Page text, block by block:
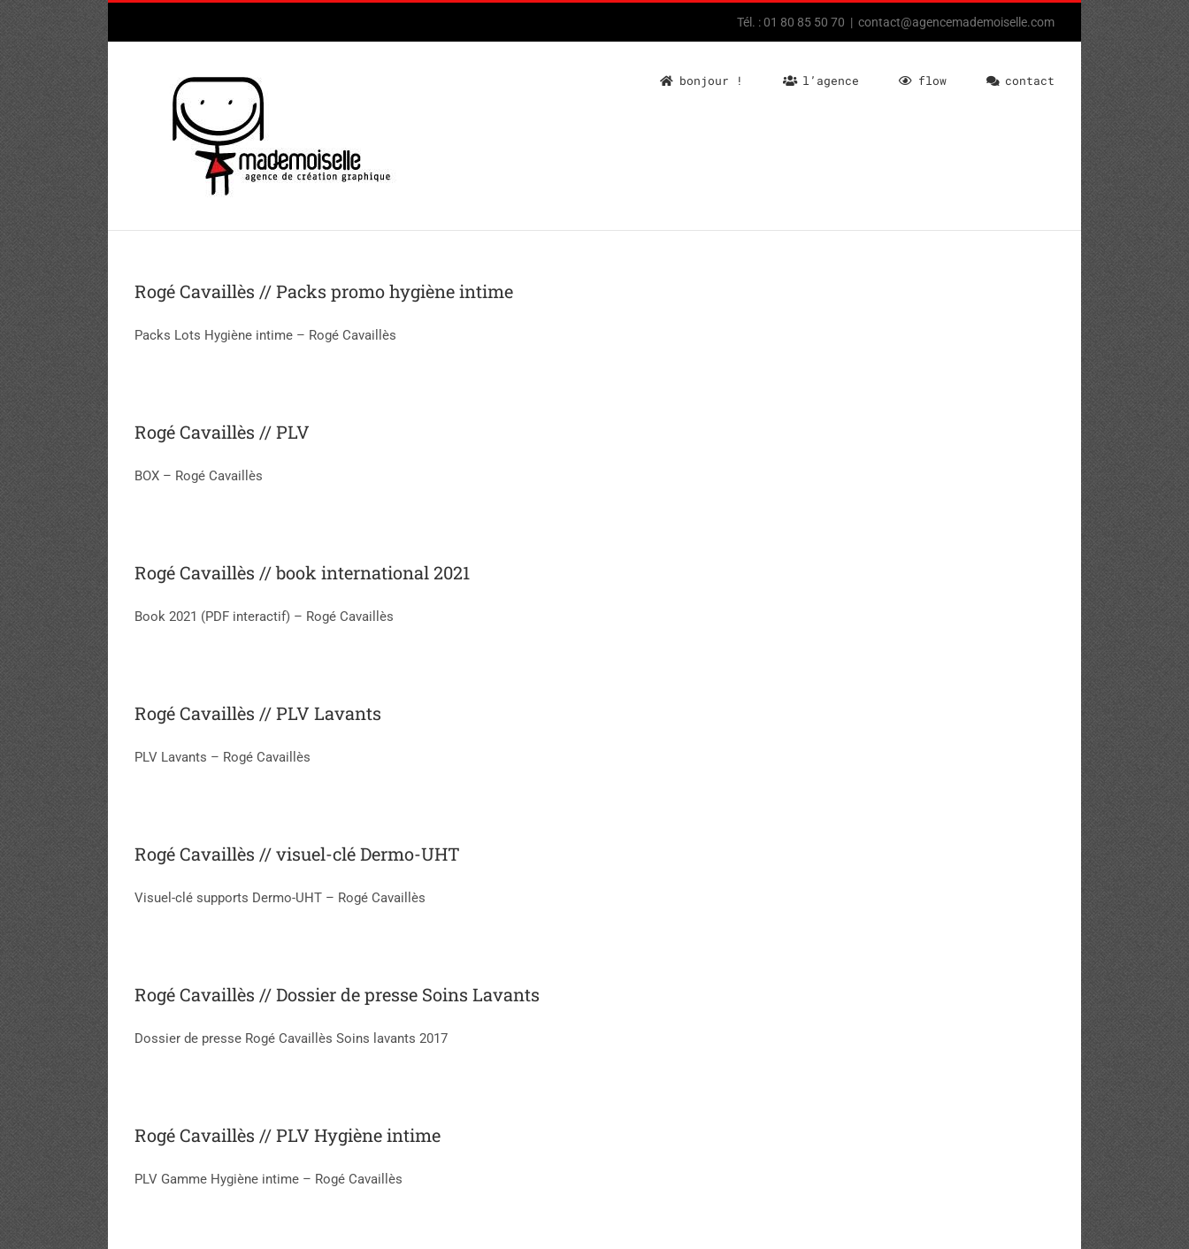
Passer
au
contenu
Tél. : 01 80 85 50 70 | contact@agencemademoiselle.com
bonjour ! l’agence flow contact
Rogé Cavaillès // Packs promo hygiène intime
Packs Lots Hygiène intime – Rogé Cavaillès
Rogé Cavaillès // PLV
BOX – Rogé Cavaillès
Rogé Cavaillès // book international 2021
Book 2021 (PDF interactif) – Rogé Cavaillès
Rogé Cavaillès // PLV Lavants
PLV Lavants – Rogé Cavaillès
Rogé Cavaillès // visuel-clé Dermo-UHT
Visuel-clé supports Dermo-UHT – Rogé Cavaillès
Rogé Cavaillès // Dossier de presse Soins Lavants
Dossier de presse Rogé Cavaillès Soins lavants 2017
Rogé Cavaillès // PLV Hygiène intime
PLV Gamme Hygiène intime – Rogé Cavaillès